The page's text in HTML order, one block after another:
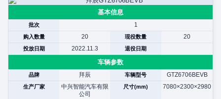
基本信息
批次 1
购入数量 20 现役数量 20
投放日期 2022.11.3 退役日期
车辆参数
品牌 拜辰 车辆型号 GTZ6706BEVB
生产厂家
中兴智能汽车有限
公司
尺寸(mm) 7080×2300×2980